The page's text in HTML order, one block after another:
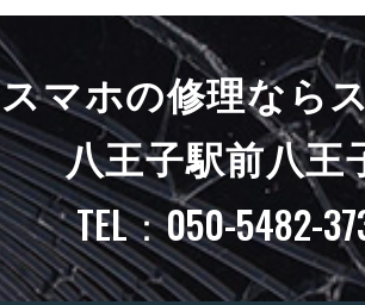
スマホの修理なら
八王子駅前八王
TEL：050-5482-